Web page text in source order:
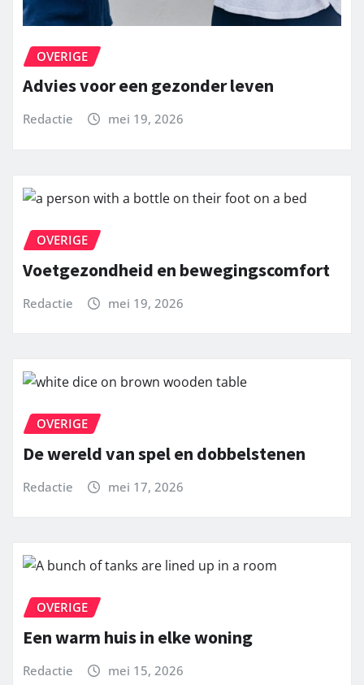
OVERIGE
Advies voor een gezonder leven
Redactie mei 19, 2026
OVERIGE
Voetgezondheid en bewegingscomfort
Redactie mei 19, 2026
OVERIGE
De wereld van spel en dobbelstenen
Redactie mei 17, 2026
OVERIGE
Een warm huis in elke woning
Redactie mei 15, 2026